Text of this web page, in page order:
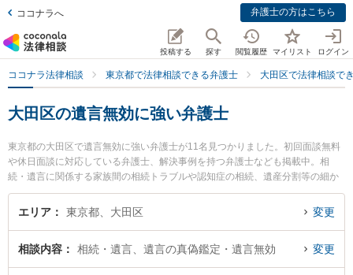
ココナラへ 弁護士の方はこちら
投稿する 探す 閲覧履歴 マイリスト ログイン
ココナラ法律相談 東京都で法律相談できる弁護士 大田区で法律相談で
大田区の遺言無効に強い弁護士
東京都の大田区で遺言無効に強い弁護士が11名見つかりました。初回面談無料
や休日面談に対応している弁護士、解決事例を持つ弁護士なども掲載中。相
続・遺言に関係する家族間の相続トラブルや認知症の相続、遺産分割等の細か
な分野での絞り込み検索もでき便利です。特に稲井法律特許事務所の稲井 要介
弁護士やすみれ法律事務所の大串 亮平弁護士、京浜蒲田法律事務所の豊田 進士
い』『遺言無効のトラブル解決の実績豊富な近くの弁護士を検索したい』『初
回相談無料で遺言無効を法律相談できる大田区内の弁護士に相談予約したい』
エリア 東京都、大田区 変更
相談内容 相続・遺言、遺言の真偽鑑定・遺言無効 変更